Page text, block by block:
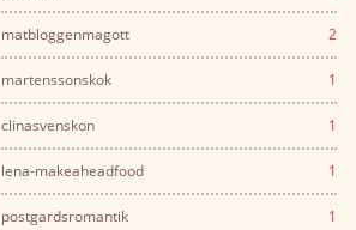
matbloggenmagott 2
martenssonskok 1
clinasvenskon 1
lena-makeaheadfood 1
postgardsromantik 1